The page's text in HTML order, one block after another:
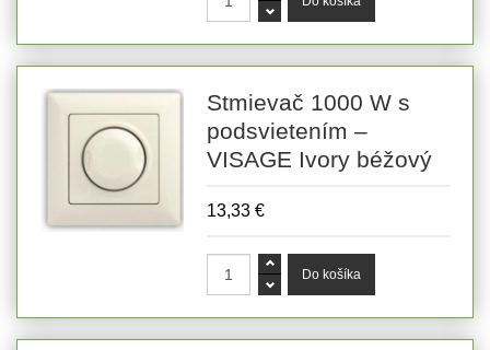
Stmievač 1000 W s
podsvietením –
VISAGE Ivory béžový
13,33 €